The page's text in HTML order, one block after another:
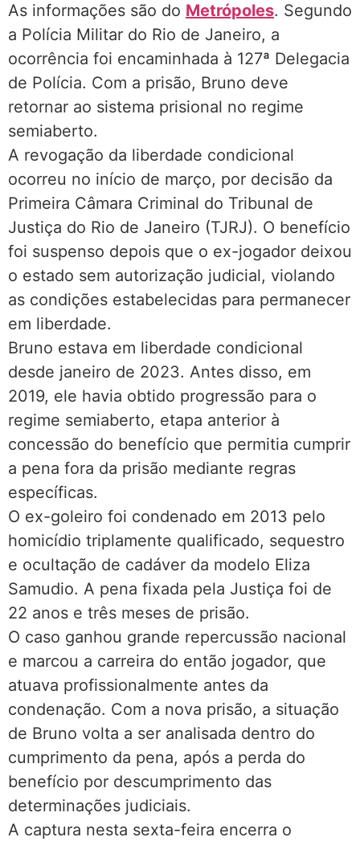
As informações são do Metrópoles. Segundo
a Polícia Militar do Rio de Janeiro, a
ocorrência foi encaminhada à 127ª Delegacia
de Polícia. Com a prisão, Bruno deve
retornar ao sistema prisional no regime
semiaberto.
A revogação da liberdade condicional
ocorreu no início de março, por decisão da
Primeira Câmara Criminal do Tribunal de
Justiça do Rio de Janeiro (TJRJ). O benefício
foi suspenso depois que o ex-jogador deixou
o estado sem autorização judicial, violando
as condições estabelecidas para permanecer
em liberdade.
Bruno estava em liberdade condicional
desde janeiro de 2023. Antes disso, em
2019, ele havia obtido progressão para o
regime semiaberto, etapa anterior à
concessão do benefício que permitia cumprir
a pena fora da prisão mediante regras
específicas.
O ex-goleiro foi condenado em 2013 pelo
homicídio triplamente qualificado, sequestro
e ocultação de cadáver da modelo Eliza
Samudio. A pena fixada pela Justiça foi de
22 anos e três meses de prisão.
O caso ganhou grande repercussão nacional
e marcou a carreira do então jogador, que
atuava profissionalmente antes da
condenação. Com a nova prisão, a situação
de Bruno volta a ser analisada dentro do
cumprimento da pena, após a perda do
benefício por descumprimento das
determinações judiciais.
A captura nesta sexta-feira encerra o